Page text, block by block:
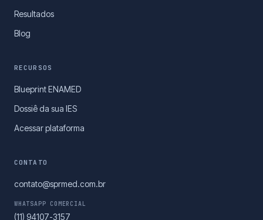
Resultados
Blog
RECURSOS
Blueprint ENAMED
Dossiê da sua IES
Acessar plataforma
CONTATO
contato@sprmed.com.br
WHATSAPP COMERCIAL
(11) 94107-3157